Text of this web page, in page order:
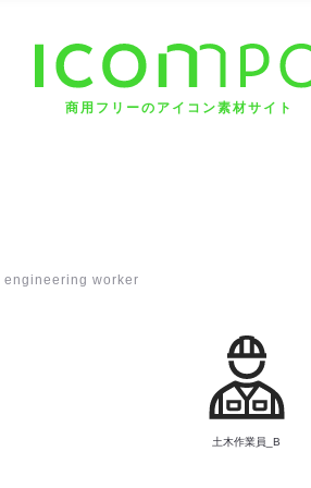
商用フリーのアイコン素材サイト
worker
土木作業員_B